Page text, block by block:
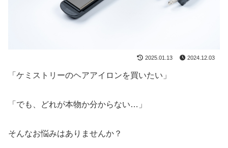
2025.01.13 2024.12.03
「ケミストリーのヘアアイロンを買いたい」
「でも、どれが本物か分からない…」
そんなお悩みはありませんか？